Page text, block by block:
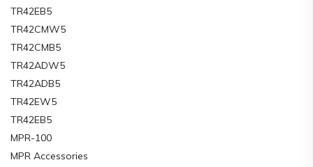
TR42EB5
TR42CMW5
TR42CMB5
TR42ADW5
TR42ADB5
TR42EW5
TR42EB5
MPR-100
MPR Accessories